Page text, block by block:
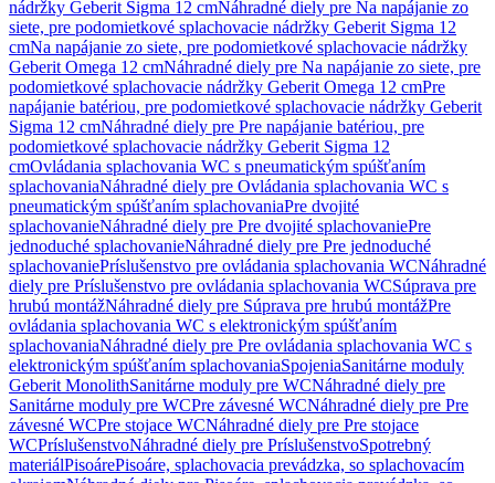
nádržky Geberit Sigma 12 cmNáhradné diely pre Na napájanie zo
siete, pre podomietkové splachovacie nádržky Geberit Sigma 12
cmNa napájanie zo siete, pre podomietkové splachovacie nádržky
Geberit Omega 12 cmNáhradné diely pre Na napájanie zo siete, pre
podomietkové splachovacie nádržky Geberit Omega 12 cmPre
napájanie batériou, pre podomietkové splachovacie nádržky Geberit
Sigma 12 cmNáhradné diely pre Pre napájanie batériou, pre
podomietkové splachovacie nádržky Geberit Sigma 12
cmOvládania splachovania WC s pneumatickým spúšťaním
splachovaniaNáhradné diely pre Ovládania splachovania WC s
pneumatickým spúšťaním splachovaniaPre dvojité
splachovanieNáhradné diely pre Pre dvojité splachovaniePre
jednoduché splachovanieNáhradné diely pre Pre jednoduché
splachovaniePríslušenstvo pre ovládania splachovania WCNáhradné
diely pre Príslušenstvo pre ovládania splachovania WCSúprava pre
hrubú montážNáhradné diely pre Súprava pre hrubú montážPre
ovládania splachovania WC s elektronickým spúšťaním
splachovaniaNáhradné diely pre Pre ovládania splachovania WC s
elektronickým spúšťaním splachovaniaSpojeniaSanitárne moduly
Geberit MonolithSanitárne moduly pre WCNáhradné diely pre
Sanitárne moduly pre WCPre závesné WCNáhradné diely pre Pre
závesné WCPre stojace WCNáhradné diely pre Pre stojace
WCPríslušenstvoNáhradné diely pre PríslušenstvoSpotrebný
materiálPisoárePisoáre, splachovacia prevádzka, so splachovacím